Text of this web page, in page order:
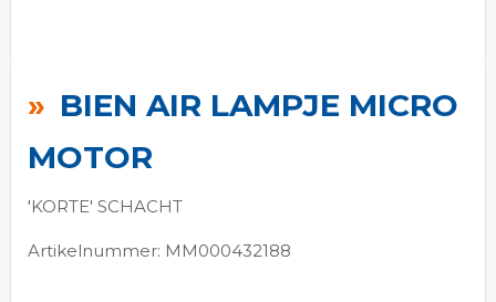
BIEN AIR LAMPJE MICRO
MOTOR
'KORTE' SCHACHT
Artikelnummer: MM000432188
het
begin
van
de
gallerij